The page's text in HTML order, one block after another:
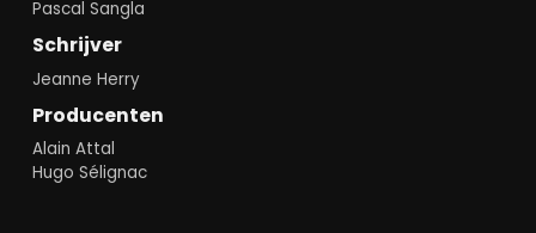
Pascal Sangla
Schrijver
Jeanne Herry
Producenten
Alain Attal
Hugo Sélignac